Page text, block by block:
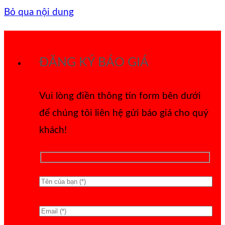
Bỏ qua nội dung
ĐĂNG KÝ BÁO GIÁ
Vui lòng điền thông tin form bên dưới
để chúng tôi liên hệ gửi báo giá cho quý
khách!